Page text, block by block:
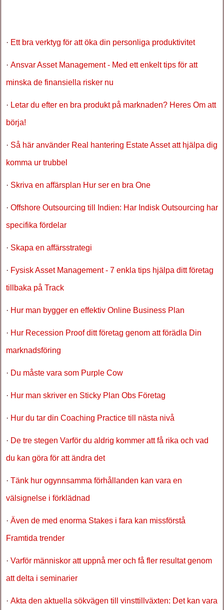
· Ett bra verktyg för att öka din personliga produktivitet
· Ansvar Asset Management - Med ett enkelt tips för att
minska de finansiella risker nu
· Letar du efter en bra produkt på marknaden? Heres Om att
börja!
· Så här använder Real hantering Estate Asset att hjälpa dig
komma ur trubbel
· Skriva en affärsplan Hur ser en bra One
· Offshore Outsourcing till Indien: Har Indisk Outsourcing har
specifika fördelar
· Skapa en affärsstrategi
· Fysisk Asset Management - 7 enkla tips hjälpa ditt företag
tillbaka på Track
· Hur man bygger en effektiv Online Business Plan
· Hur Recession Proof ditt företag genom att förädla Din
marknadsföring
· Du måste vara som Purple Cow
· Hur man skriver en Sticky Plan Obs Företag
· Hur du tar din Coaching Practice till nästa nivå
· De tre stegen Varför du aldrig kommer att få rika och vad
du kan göra för att ändra det
· Tänk hur ogynnsamma förhållanden kan vara en
välsignelse i förklädnad
· Även de med enorma Stakes i fara kan missförstå
Framtida trender
· Varför människor att uppnå mer och få fler resultat genom
att delta i seminarier
· Akta den aktuella sökvägen till vinsttillväxten: Det kan vara